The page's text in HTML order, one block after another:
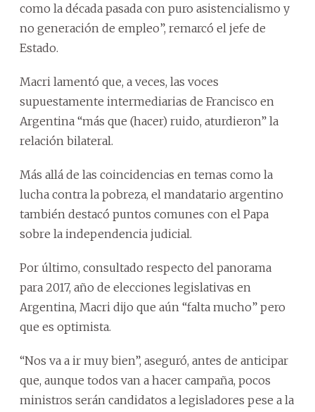
como la década pasada con puro asistencialismo y
no generación de empleo”, remarcó el jefe de
Estado.
Macri lamentó que, a veces, las voces
supuestamente intermediarias de Francisco en
Argentina “más que (hacer) ruido, aturdieron” la
relación bilateral.
Más allá de las coincidencias en temas como la
lucha contra la pobreza, el mandatario argentino
también destacó puntos comunes con el Papa
sobre la independencia judicial.
Por último, consultado respecto del panorama
para 2017, año de elecciones legislativas en
Argentina, Macri dijo que aún “falta mucho” pero
que es optimista.
“Nos va a ir muy bien”, aseguró, antes de anticipar
que, aunque todos van a hacer campaña, pocos
ministros serán candidatos a legisladores pese a la